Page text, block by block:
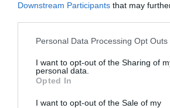
Downstream Participants that may
Personal Data Processing Opt Outs
I want to opt-out of the Sharing of
personal data.
Opted In
I want to opt-out of the Sale of my
See
more
Articolul anterior
Bătrânii din România se zbat
Pensie de 150 de euro pe lună
ANOFM va deschide două
service în Spania, pentru